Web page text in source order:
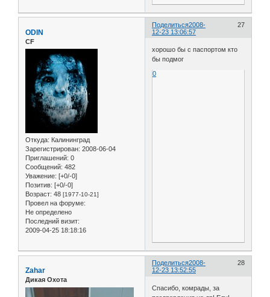
Поделиться 27
2008-
12-23 13:06:57
ODIN
CF
Откуда: Калининград
Зарегистрирован: 2008-06-04
Приглашений: 0
Сообщений: 482
Уважение: [+0/-0]
Позитив: [+0/-0]
Возраст: 48 [1977-10-21]
Провел на форуме:
Не определено
Последний визит:
2009-04-25 18:18:16
хорошо бы с паспортом кто
бы подмог
0
Поделиться 28
2008-
12-23 13:52:55
Zahar
Дикая Охота
Спасибо, комрады, за